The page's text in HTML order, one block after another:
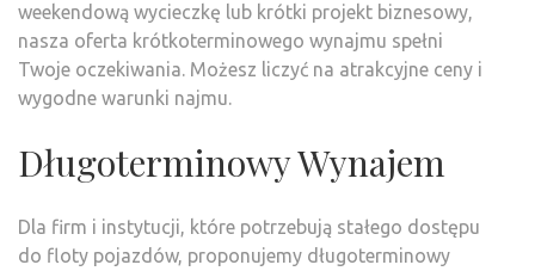
weekendową wycieczkę lub krótki projekt biznesowy,
nasza oferta krótkoterminowego wynajmu spełni
Twoje oczekiwania. Możesz liczyć na atrakcyjne ceny i
wygodne warunki najmu.
Długoterminowy Wynajem
Dla firm i instytucji, które potrzebują stałego dostępu
do floty pojazdów, proponujemy długoterminowy